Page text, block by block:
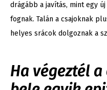
drágább a javítás, mint egy
fognak. Talán a csajoknak
helyes srácok dolgoznak a
Ha végeztél